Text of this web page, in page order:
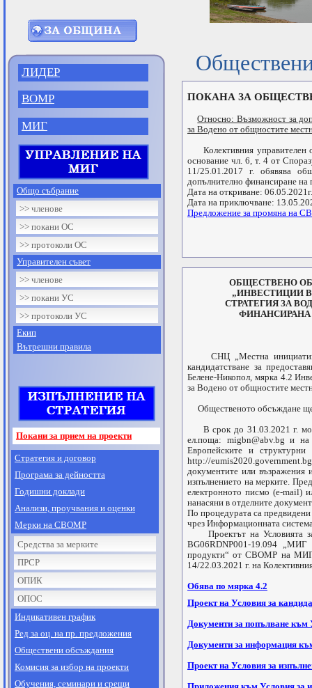
ЛИДЕР
ВОМР
МИГ
Покани за прием на проекти
Общо събрание
>> членове
>> покани ОС
>> протоколи ОС
Управителен съвет
>> членове
>> покани УС
>> протоколи УС
Екип
Вътрешни правила
СНЦ „Местна
кандидатстване за
Белене-Никопол, мярка 4.2
за Водено от общностите
Общественото обсъждане ще
В срок до 31.03.2021 г.
ел.поща: migbn@abv.bg и на
Европейските и
http://
документите или възражения
изпълнението на мерките.
електронното писмо (e-mail)
нанасяни в отделните
По процедурата са
чрез Информационната
Проектът на Условията за
BG06RDNP001-19.094 „МИГ
продукти“ от СВОМР на МИГ
14/22.03.2021 г. на
Обява по мярка 4.2
Проект на Условия за
Документи за попълване към
Документи за информация
Проект на Условия за
Приложения към Условия за
ОБЩЕСТВЕНО
„ИНВЕСТИЦИИ
СТРАТЕГИЯ ЗА
ФИНАНСИРАНА
ПОКАНА ЗА
Относно: Възможност за
за Водено от общностите
Колективния управителен
основание чл. 6, т. 4 от
11/25.01.2017 г. обявява
допълнително финансиране
Дата на откриване: 06.05.2021г.
Дата на приключване:
Предложение за промяна на
Стратегия и договор
Програма за дейността
Годишни доклади
Анализи, проучвания и оценки
Мерки на СВОМР
Средства за мерките
ПРСР
ОПИК
ОПОС
Индикативен график
Ред за оц. на пр. предложения
Обществени обсъждания
Комисия за избор на проекти
Обучения, семинари и срещи